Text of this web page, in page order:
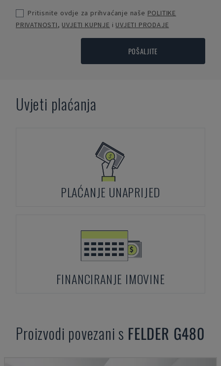
Pritisnite ovdje za prihvaćanje naše POLITIKE
PRIVATNOSTI, UVJETI KUPNJE i UVJETI PRODAJE
POŠALJITE
Uvjeti plaćanja
PLAĆANJE UNAPRIJED
FINANCIRANJE IMOVINE
Proizvodi povezani s FELDER G480